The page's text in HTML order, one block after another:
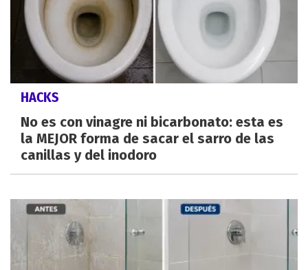
HACKS
No es con vinagre ni bicarbonato: esta es
la MEJOR forma de sacar el sarro de las
canillas y del inodoro